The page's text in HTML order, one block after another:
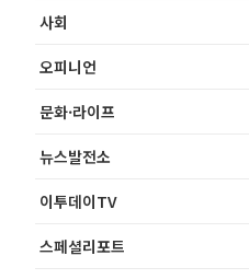
사회
오피니언
문화·라이프
뉴스발전소
이투데이TV
스페셜리포트